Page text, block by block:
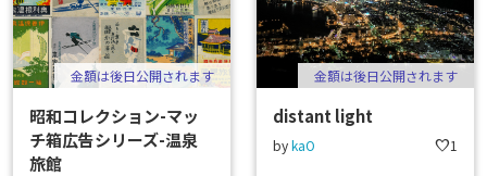
金額は後日公開されます
昭和コレクション-マッ
チ箱広告シリーズ-温泉
旅館
金額は後日公開されます
distant light
bykaO favorite1